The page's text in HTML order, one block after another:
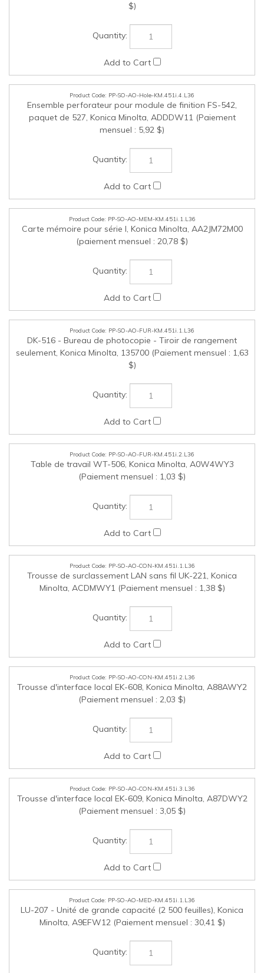
PP-SO-AO-Hole-KM.451i.4.L36
Ensemble perforateur pour module de finition FS-542,
paquet de 527, Konica Minolta, ADDDW11 (Paiement
mensuel : 5,92 $)
PP-SO-AO-MEM-KM.451i.1.L36
Carte mémoire pour série I, Konica Minolta, AA2JM72M00
PP-SO-AO-FUR-KM.451i.1.L36
DK-516 - Bureau de photocopie - Tiroir de rangement
seulement, Konica Minolta, 135700 (Paiement mensuel : 1,63
$)
Table de travail WT-506, Konica Minolta, A0W4WY3
(Paiement mensuel : 1,03 $)
Trousse de surclassement LAN sans fil UK-221, Konica
Minolta, ACDMWY1 (Paiement mensuel : 1,38 $)
PP-SO-AO-CON-KM.451i.2.L36
(Paiement mensuel : 2,03 $)
PP-SO-AO-CON-KM.451i.3.L36
Trousse d'interface local EK-609, Konica Minolta, A87DWY2
(Paiement mensuel : 3,05 $)
PP-SO-AO-MED-KM.451i.1.L36
LU-207 - Unité de grande capacité (2 500 feuilles), Konica
PP-SO-AO-MED-KM.451i.2.L36
Armoire à alimentation de papier PC-116 - Une cassette
universelle de 500 feuilles et un tiroir de rangement, Konica
Minolta, AAV5WT7 (Paiement mensuel : 4,83 $)